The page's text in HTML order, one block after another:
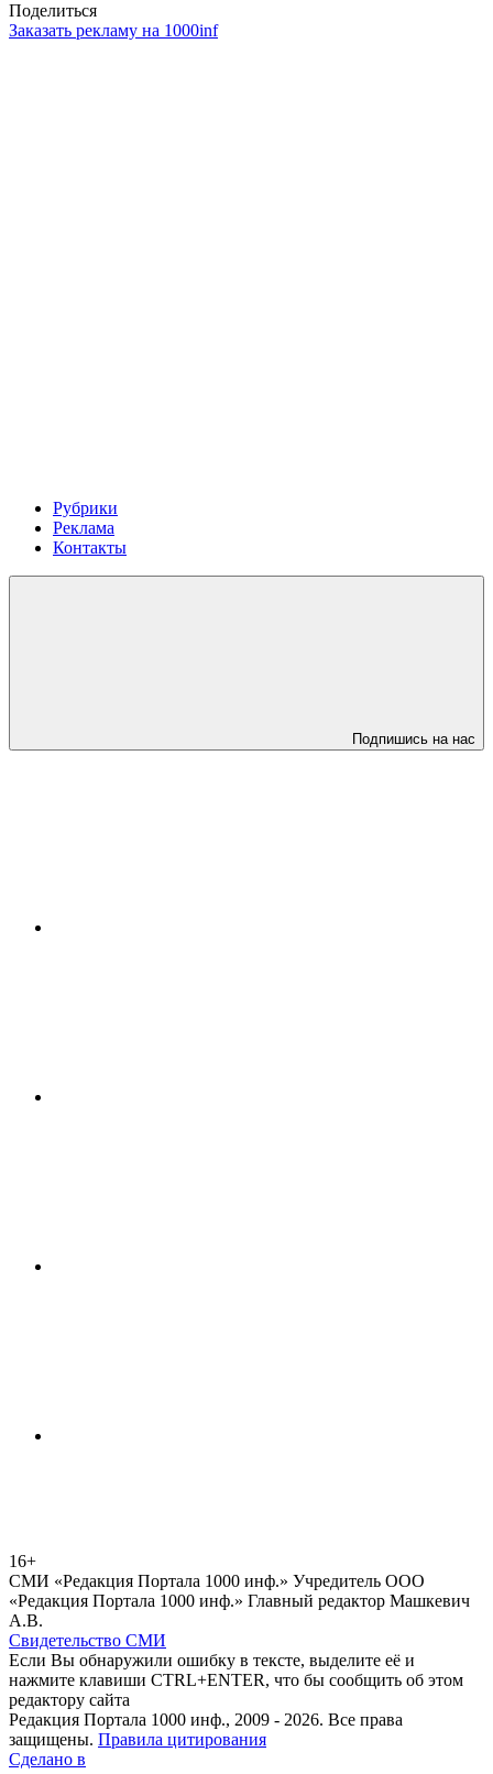
Поделиться
Заказать рекламу на 1000inf
Рубрики
Реклама
Контакты
Подпишись на нас
16+
СМИ «Редакция Портала 1000 инф.» Учредитель ООО
«Редакция Портала 1000 инф.» Главный редактор Машкевич
А.В.
Свидетельство СМИ
Если Вы обнаружили ошибку в тексте, выделите её и
нажмите клавиши CTRL+ENTER, что бы сообщить об этом
редактору сайта
Редакция Портала 1000 инф., 2009 - 2026. Все права
защищены. Правила цитирования
Сделано в